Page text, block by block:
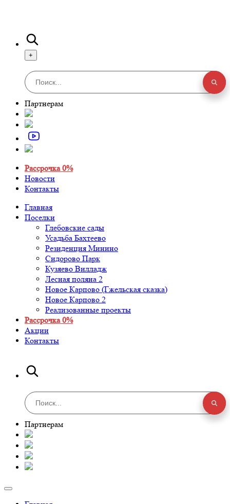
+
Партнерам
Рассрочка 0%
Новости
Контакты
Главная
Поселки
Глебовские сады
Усадьба Бахтеево
Резиденция Минино
Сидорово Парк
Кузяево Вилладж
Лесная поляна 2
Новое Карпово (Гжельская сказка)
Новое Карпово 2
Реализованные проекты
Рассрочка 0%
Акции
Контакты
Партнерам